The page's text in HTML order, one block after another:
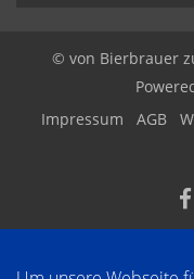
© von Bierbrauer
Impressum
AGB